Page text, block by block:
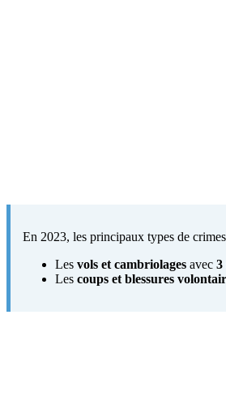
En 2023, les principaux types de
Les vols et cambriolages avec 3
Les coups et blessures